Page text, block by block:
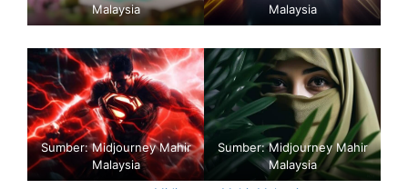
Malaysia
Malaysia
Sumber:Midjourney Mahir
Malaysia
Sumber:Midjourney Mahir
Malaysia